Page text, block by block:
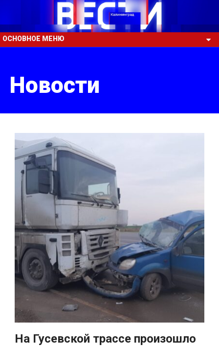
ОСНОВНОЕ МЕНЮ
Новости
На Гусевской трассе произошло